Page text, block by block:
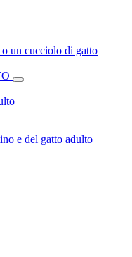
un cucciolo di gatto
e del gatto adulto